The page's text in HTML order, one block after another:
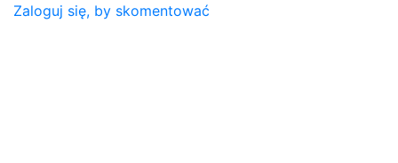
Zaloguj się, by skomentować